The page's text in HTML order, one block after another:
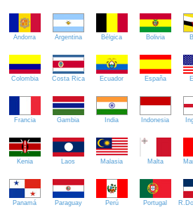
Andorra Argentina Bélgica Bolivia
Colombia Costa Rica Ecuador España
Francia Gambia India Indonesia
Kenia Laos Malasia Malta
Panamá Paraguay Perú Portugal